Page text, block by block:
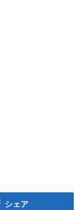
シェア